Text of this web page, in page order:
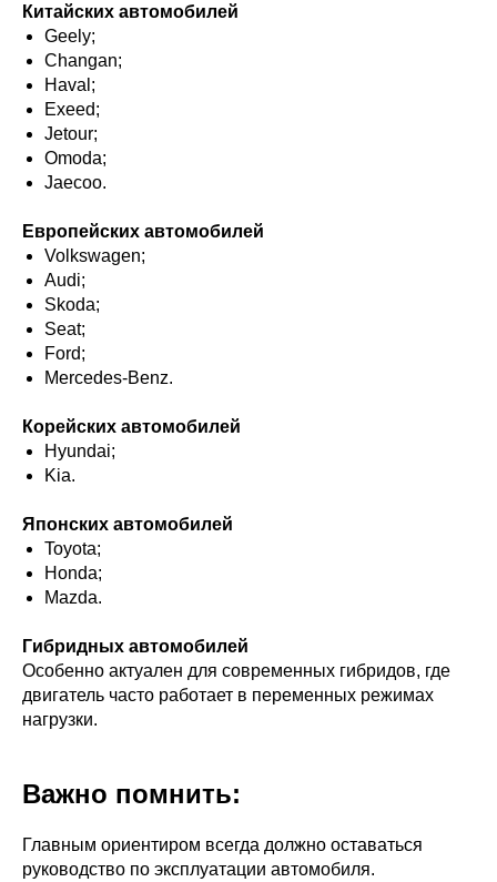
Китайских автомобилей
Geely;
Changan;
Haval;
Exeed;
Jetour;
Omoda;
Jaecoo.
Европейских автомобилей
Volkswagen;
Audi;
Skoda;
Seat;
Ford;
Mercedes-Benz.
Корейских автомобилей
Hyundai;
Kia.
Японских автомобилей
Toyota;
Honda;
Mazda.
Гибридных автомобилей
Особенно актуален для современных гибридов, где
двигатель часто работает в переменных режимах
нагрузки.
Важно помнить:
Главным ориентиром всегда должно оставаться
руководство по эксплуатации автомобиля.